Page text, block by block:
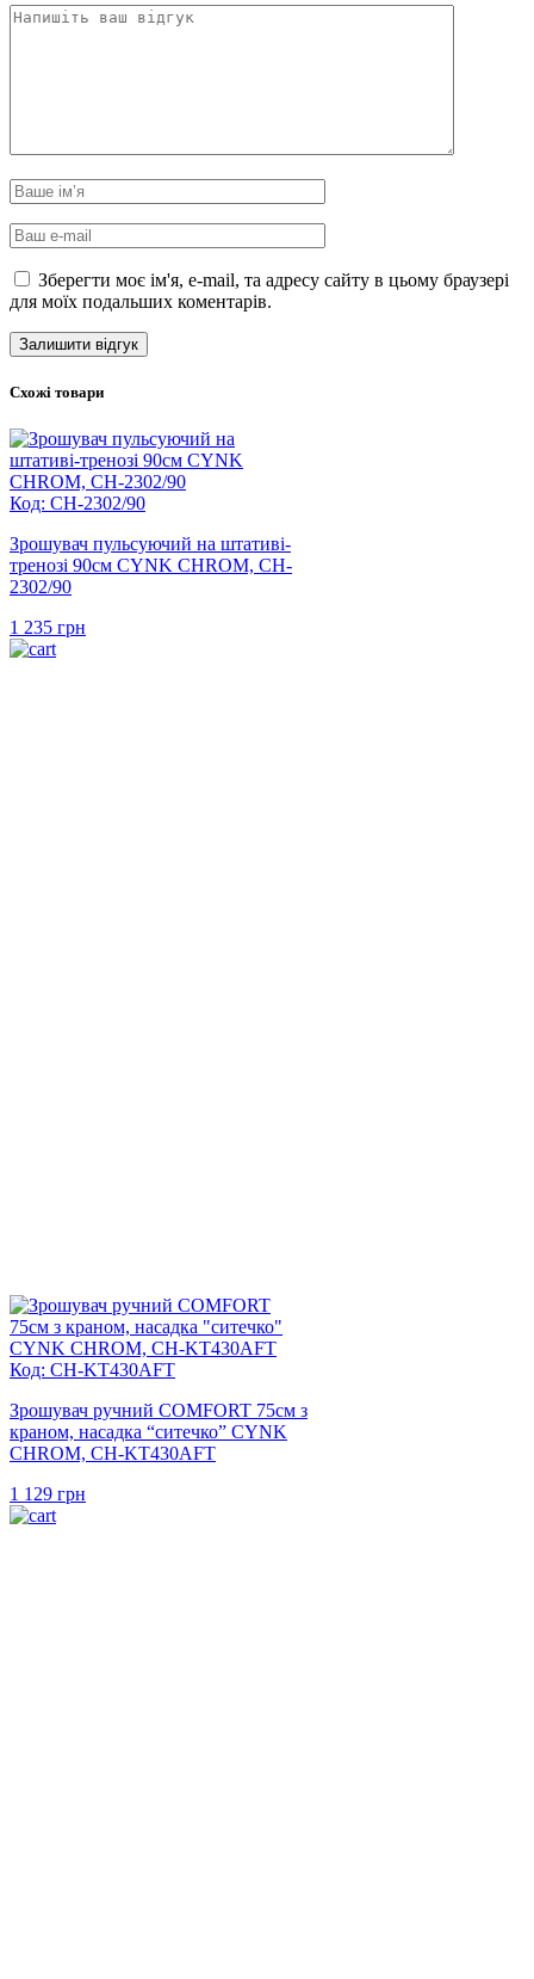
Зберегти моє ім'я, e-mail, та адресу сайту в цьому браузері
для моїх подальших коментарів.
Схожі товари
Код: CH-2302/90
Зрошувач пульсуючий на штативі-
тренозі 90см CYNK CHROM, CH-
2302/90
1 235 грн
Код: CH-KT430AFT
Зрошувач ручний COMFORT 75см з
краном, насадка “ситечко” CYNK
CHROM, CH-KT430AFT
1 129 грн